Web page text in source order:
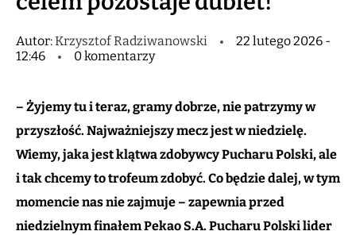
Autor:Krzysztof Radziwanowski
22 lutego 2026 -
12:46
0 komentarzy
– Żyjemy tu i teraz, gramy dobrze, nie patrzymy w
przyszłość. Najważniejszy mecz jest w niedzielę.
Wiemy, jaka jest klątwa zdobywcy Pucharu Polski, ale
i tak chcemy to trofeum zdobyć. Co będzie dalej, w tym
momencie nas nie zajmuje – zapewnia przed
niedzielnym finałem Pekao S.A. Pucharu Polski lider